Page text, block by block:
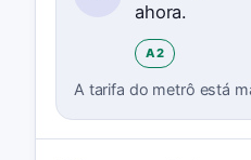
ahora.
A2
A tarifa do metrô está